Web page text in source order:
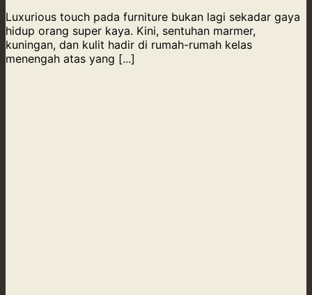
Luxurious touch pada furniture bukan lagi sekadar gaya
hidup orang super kaya. Kini, sentuhan marmer,
kuningan, dan kulit hadir di rumah-rumah kelas
menengah atas yang [...]